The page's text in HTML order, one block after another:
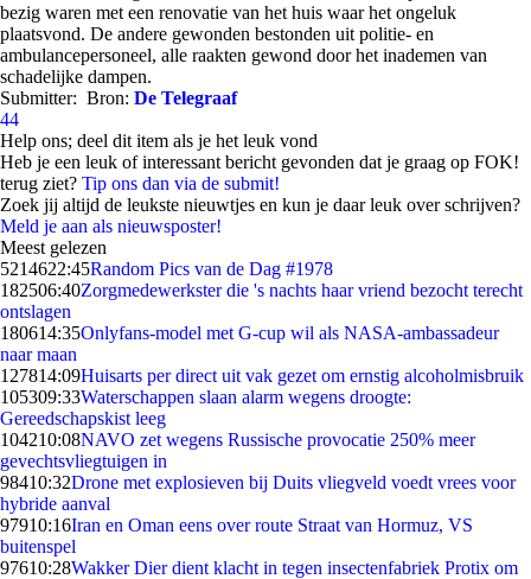
bezig waren met een renovatie van het huis waar het ongeluk
plaatsvond. De andere gewonden bestonden uit politie- en
ambulancepersoneel, alle raakten gewond door het inademen van
schadelijke dampen.
Submitter: Bron: De Telegraaf
44
Help ons; deel dit item als je het leuk vond
Heb je een leuk of interessant bericht gevonden dat je graag op FOK!
terug ziet? Tip ons dan via de submit!
Zoek jij altijd de leukste nieuwtjes en kun je daar leuk over schrijven?
Meld je aan als nieuwsposter!
Meest gelezen
5214622:45Random Pics van de Dag #1978
182506:40Zorgmedewerkster die 's nachts haar vriend bezocht terecht
ontslagen
180614:35Onlyfans-model met G-cup wil als NASA-ambassadeur
naar maan
127814:09Huisarts per direct uit vak gezet om ernstig alcoholmisbruik
105309:33Waterschappen slaan alarm wegens droogte:
Gereedschapskist leeg
104210:08NAVO zet wegens Russische provocatie 250% meer
gevechtsvliegtuigen in
98410:32Drone met explosieven bij Duits vliegveld voedt vrees voor
hybride aanval
97910:16Iran en Oman eens over route Straat van Hormuz, VS
buitenspel
97610:28Wakker Dier dient klacht in tegen insectenfabriek Protix om